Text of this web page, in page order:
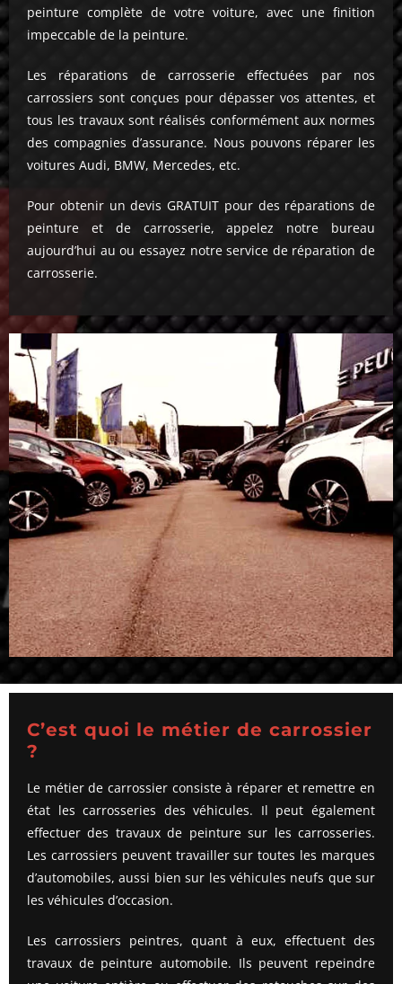
peinture complète de votre voiture, avec une finition
impeccable de la peinture.
Les réparations de carrosserie effectuées par nos
carrossiers sont conçues pour dépasser vos attentes, et
tous les travaux sont réalisés conformément aux normes
des compagnies d’assurance. Nous pouvons réparer les
voitures Audi, BMW, Mercedes, etc.
Pour obtenir un devis GRATUIT pour des réparations de
peinture et de carrosserie, appelez notre bureau
aujourd’hui au ou essayez notre service de réparation de
carrosserie.
C’est quoi le métier de carrossier
?
Le métier de carrossier consiste à réparer et remettre en
état les carrosseries des véhicules. Il peut également
effectuer des travaux de peinture sur les carrosseries.
Les carrossiers peuvent travailler sur toutes les marques
d’automobiles, aussi bien sur les véhicules neufs que sur
les véhicules d’occasion.
Les carrossiers peintres, quant à eux, effectuent des
travaux de peinture automobile. Ils peuvent repeindre